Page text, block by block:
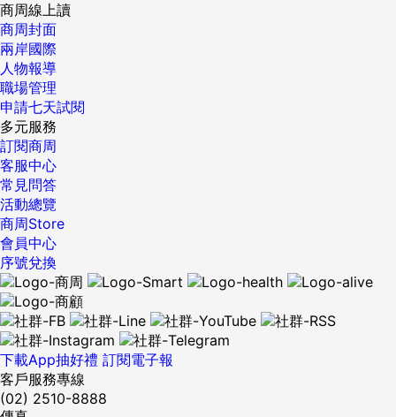
商周線上讀
商周封面
兩岸國際
人物報導
職場管理
申請七天試閱
多元服務
訂閱商周
客服中心
常見問答
活動總覽
商周Store
會員中心
序號兌換
下載App抽好禮 訂閱電子報
客戶服務專線
(02) 2510-8888